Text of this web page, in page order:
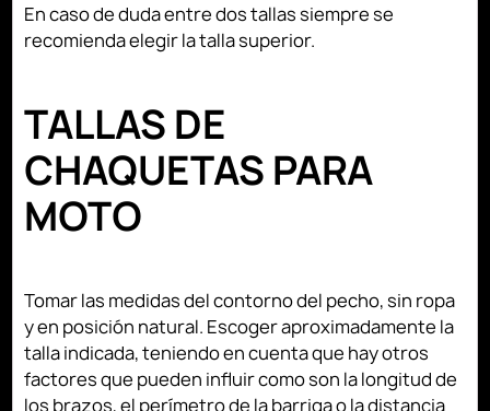
En caso de duda entre dos tallas siempre se
recomienda elegir la talla superior.
TALLAS DE
CHAQUETAS PARA
MOTO
Tomar las medidas del contorno del pecho, sin ropa
y en posición natural. Escoger aproximadamente la
talla indicada, teniendo en cuenta que hay otros
factores que pueden influir como son la longitud de
los brazos, el perímetro de la barriga o la distancia